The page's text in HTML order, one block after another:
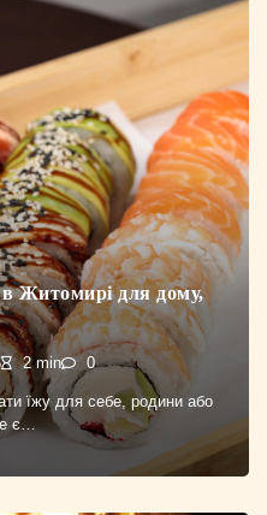
в Житомирі для дому,
2 min 0
їжу для себе, родини або
є…